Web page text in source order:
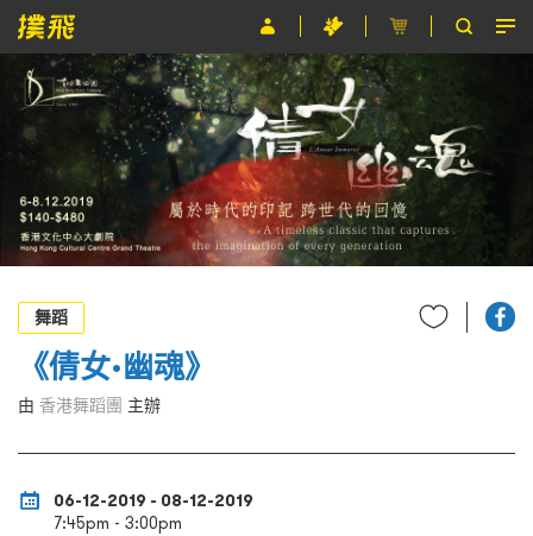
節目
主辦單位
關於撲飛
條款及細則
EN
舞蹈
《倩女•幽魂》
由 香港舞蹈團 主辦
06-12-2019 - 08-12-2019
7:45pm - 3:00pm